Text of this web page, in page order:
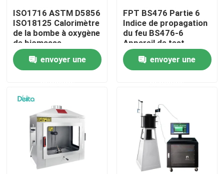
Visite de l'usine
Contrôle de la qualité
Demandez un devis
Équipement d'essai électrique
Matériel d'essai au feu
ISO1716 ASTM D5856
ISO18125 Calorimètre
de la bombe à oxygène
de biomasse
Calorimètre de la
valeur calorifique du
charbon
envoyer une
FPT BS476 Partie 6
Indice de propagation
du feu BS476-6
Appareil de test
envoyer une